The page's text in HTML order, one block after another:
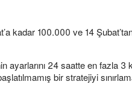
kadar 100.000 ve 14
ayarlarını 24 saatte en fazla 3
bir stratejiyi